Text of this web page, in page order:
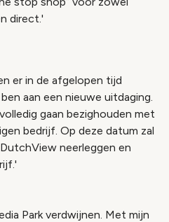
direct.'
er in de afgelopen tijd
aan een nieuwe uitdaging.
gaan bezighouden met
bedrijf. Op deze datum zal
neerleggen en
Park verdwijnen. Met mijn